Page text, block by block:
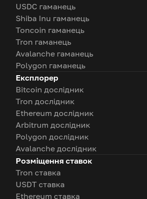
USDC гаманець
Shiba Inu гаманець
Toncoin гаманець
Tron гаманець
Avalanche гаманець
Polygon гаманець
Експлорер
Bitcoin дослідник
Tron дослідник
Ethereum дослідник
Arbitrum дослідник
Polygon дослідник
Avalanche дослідник
Розміщення ставок
Tron ставка
USDT ставка
Ethereum ставка